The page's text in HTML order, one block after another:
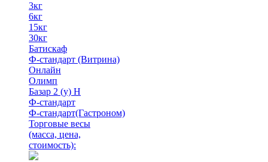
3кг
6кг
15кг
30кг
Батискаф
Ф-стандарт (Витрина)
Онлайн
Олимп
Базар 2 (у) Н
Ф-стандарт
Ф-стандарт(Гастроном)
Торговые весы
(масса, цена,
стоимость):